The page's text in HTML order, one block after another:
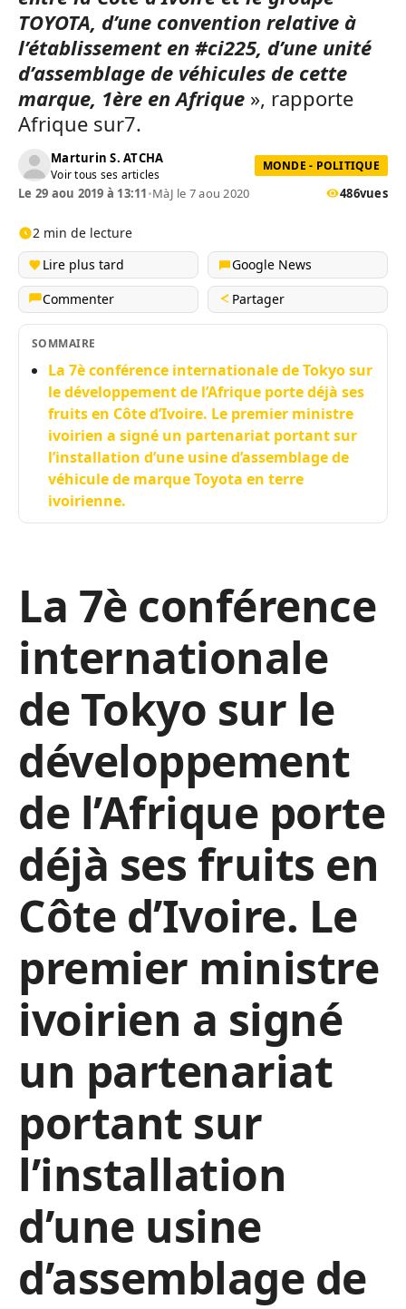
TOYOTA, d’une convention relative à
l’établissement en #ci225, d’une unité
d’assemblage de véhicules de cette
marque, 1ère en Afrique », rapporte
Afrique sur7.
Marturin S. ATCHA
Voir tous ses articles
MONDE - POLITIQUE
Le 29 aou 2019 à 13:11•MàJ le 7 aou 2020 486vues
2 min de lecture
Lire plus tard
Google News
Commenter
Partager
SOMMAIRE
La 7è conférence internationale de Tokyo sur
le développement de l’Afrique porte déjà ses
fruits en Côte d’Ivoire. Le premier ministre
ivoirien a signé un partenariat portant sur
l’installation d’une usine d’assemblage de
véhicule de marque Toyota en terre
ivoirienne.
La 7è conférence
internationale
de Tokyo sur le
développement
de l’Afrique porte
déjà ses fruits en
Côte d’Ivoire. Le
premier ministre
ivoirien a signé
un partenariat
portant sur
l’installation
d’une usine
d’assemblage de